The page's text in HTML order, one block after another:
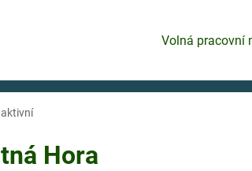
Volná pracovní
Hora